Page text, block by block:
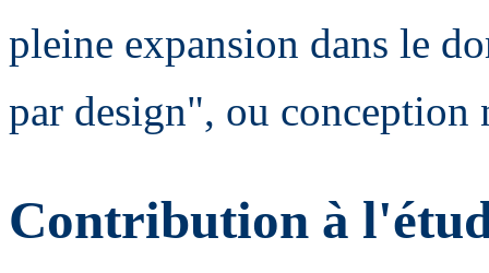
pleine expansion dans le
par design", ou conception
Contribution à